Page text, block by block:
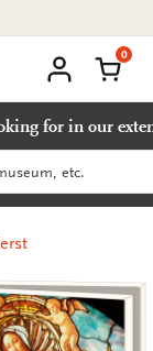
account
0
for in our